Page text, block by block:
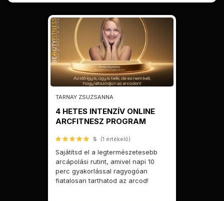
TARNAY ZSUZSANNA
4 HETES INTENZÍV ONLINE
ARCFITNESZ PROGRAM
5 (1 értékelő)
Sajátítsd el a legtermészetesebb
arcápolási rutint, amivel napi 10
perc gyakorlással ragyogóan
fiatalosan tarthatod az arcod!